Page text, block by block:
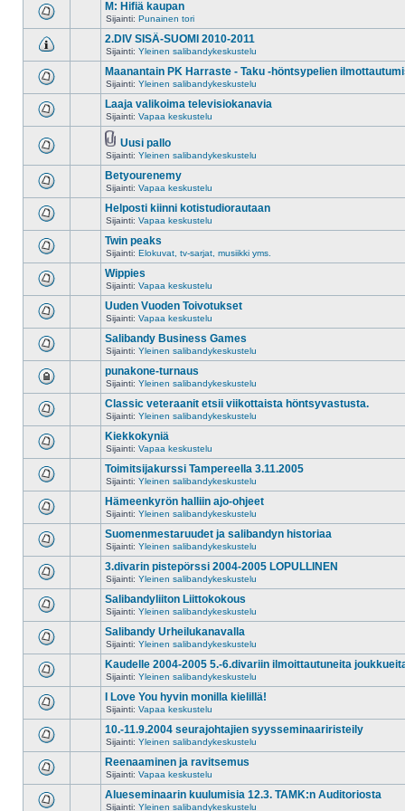
M: Hifiä kaupan
Sijainti: Punainen tori
2.DIV SISÄ-SUOMI 2010-2011
Sijainti: Yleinen salibandykeskustelu
Maanantain PK Harraste - Taku -höntsypelien
Sijainti: Yleinen salibandykeskustelu
Laaja valikoima televisiokanavia
Sijainti: Vapaa keskustelu
Uusi pallo
Sijainti: Yleinen salibandykeskustelu
Betyourenemy
Sijainti: Vapaa keskustelu
Helposti kiinni kotistudiorautaan
Sijainti: Vapaa keskustelu
Twin peaks
Sijainti: Elokuvat, tv-sarjat, musiikki yms.
Wippies
Sijainti: Vapaa keskustelu
Uuden Vuoden Toivotukset
Sijainti: Vapaa keskustelu
Salibandy Business Games
Sijainti: Yleinen salibandykeskustelu
punakone-turnaus
Sijainti: Yleinen salibandykeskustelu
Classic veteraanit etsii viikottaista höntsyvastusta.
Sijainti: Yleinen salibandykeskustelu
Kiekkokyniä
Sijainti: Vapaa keskustelu
Toimitsijakurssi Tampereella 3.11.2005
Sijainti: Yleinen salibandykeskustelu
Hämeenkyrön halliin ajo-ohjeet
Sijainti: Yleinen salibandykeskustelu
Suomenmestaruudet ja salibandyn historiaa
Sijainti: Yleinen salibandykeskustelu
3.divarin pistepörssi 2004-2005 LOPULLINEN
Sijainti: Yleinen salibandykeskustelu
Salibandyliiton Liittokokous
Sijainti: Yleinen salibandykeskustelu
Salibandy Urheilukanavalla
Sijainti: Yleinen salibandykeskustelu
Kaudelle 2004-2005 5.-6.divariin ilmoittautuneita
Sijainti: Yleinen salibandykeskustelu
I Love You hyvin monilla kielillä!
Sijainti: Vapaa keskustelu
10.-11.9.2004 seurajohtajien syysseminaariristeily
Sijainti: Yleinen salibandykeskustelu
Reenaaminen ja ravitsemus
Sijainti: Vapaa keskustelu
Alueseminaarin kuulumisia 12.3. TAMK:n Auditoriosta
Sijainti: Yleinen salibandykeskustelu